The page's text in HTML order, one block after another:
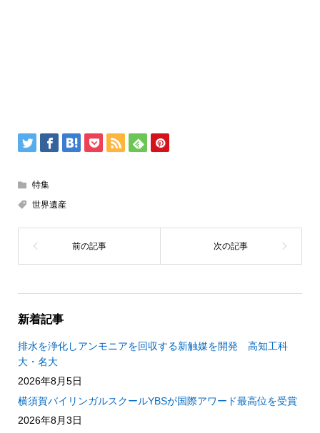
特集
世界遺産
新着記事
排水を浄化しアンモニアを回収する新触媒を開発 高知工科
大・名大
2026年8月5日
横須賀バイリンガルスクールYBSが国際アワード最高位を受賞
2026年8月3日